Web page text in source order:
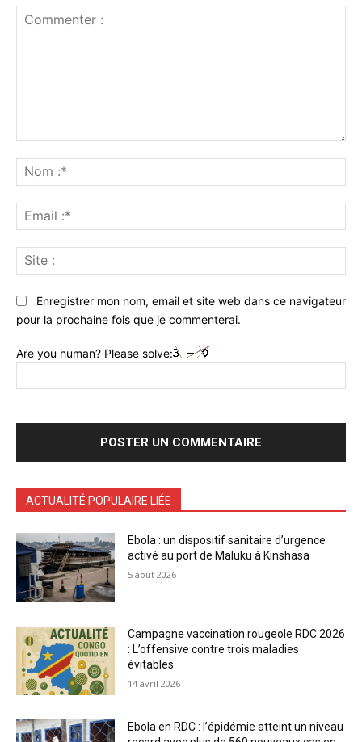
:*
:*
:
Enregistrer mon nom, email et site web dans ce navigateur
pour la prochaine fois que je commenterai.
Are you human? Please solve:
ACTUALITÉ POPULAIRE LIÉE
Ebola : un dispositif sanitaire d’urgence
activé au port de Maluku à Kinshasa
5 août 2026
Campagne vaccination rougeole RDC 2026
: L’offensive contre trois maladies
évitables
14 avril 2026
Ebola en RDC : l’épidémie atteint un niveau